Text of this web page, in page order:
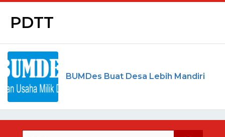
PDTT
BUMDes Buat Desa Lebih Mandiri